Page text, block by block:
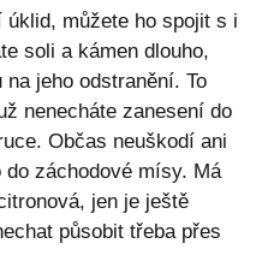
můžete ho spojit s i
soli a kámen dlouho,
jeho odstranění. To
nenecháte zanesení do
Občas neuškodí ani
záchodové mísy. Má
jen je ještě
působit třeba přes